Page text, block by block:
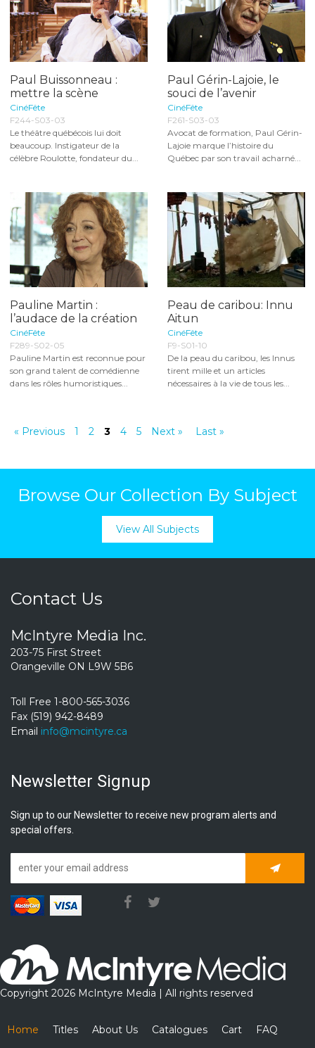
Paul Buissonneau :
mettre la scène
CinéFête
F244-S03-03
Le théâtre québécois lui doit
beaucoup. Instigateur de la
célèbre Roulotte, fondateur du...
Paul Gérin-Lajoie, le
souci de l’avenir
CinéFête
F261-S03-03
Avocat de formation, Paul Gérin-
Lajoie marque l’histoire du
Québec par son travail acharné...
Pauline Martin :
l’audace de la création
CinéFête
F289-S02-05
Pauline Martin est reconnue pour
son grand talent de comédienne
dans les rôles humoristiques...
Peau de caribou: Innu
Aitun
CinéFête
F9-S01-10
De la peau du caribou, les Innus
tirent mille et un articles
nécessaires à la vie de tous les...
« Previous 1 2 3 4 5 Next » Last »
Browse Our Collection By Subject
View All Subjects
Contact Us
McIntyre Media Inc.
203-75 First Street
Orangeville ON L9W 5B6
Toll Free 1-800-565-3036
Fax (519) 942-8489
Email info@mcintyre.ca
Newsletter Signup
Sign up to our Newsletter to receive new program alerts and
special offers.
Copyright 2026 McIntyre Media | All rights reserved
Home Titles About Us Catalogues Cart FAQ